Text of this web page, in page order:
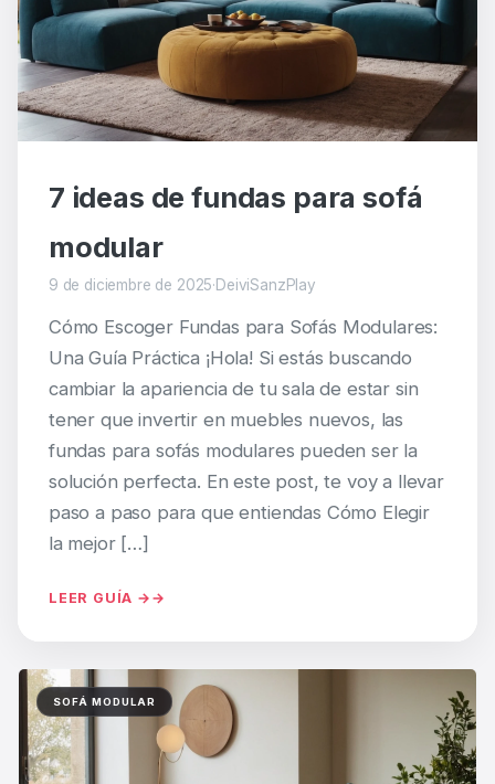
7 ideas de fundas para sofá
modular
9 de diciembre de 2025·DeiviSanzPlay
Cómo Escoger Fundas para Sofás Modulares:
Una Guía Práctica ¡Hola! Si estás buscando
cambiar la apariencia de tu sala de estar sin
tener que invertir en muebles nuevos, las
fundas para sofás modulares pueden ser la
solución perfecta. En este post, te voy a llevar
paso a paso para que entiendas Cómo Elegir
la mejor […]
LEER GUÍA →
SOFÁ MODULAR